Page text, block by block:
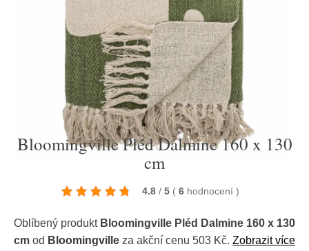
Bloomingville Pléd Dalmine 160 x 130
cm
4.8 / 5 ( 6 hodnocení )
Oblíbený produkt Bloomingville Pléd Dalmine 160 x 130
cm od Bloomingville za akční cenu 503 Kč. Zobrazit více